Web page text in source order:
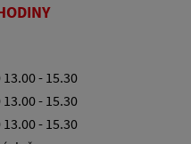
- 15.30
- 15.30
- 15.30